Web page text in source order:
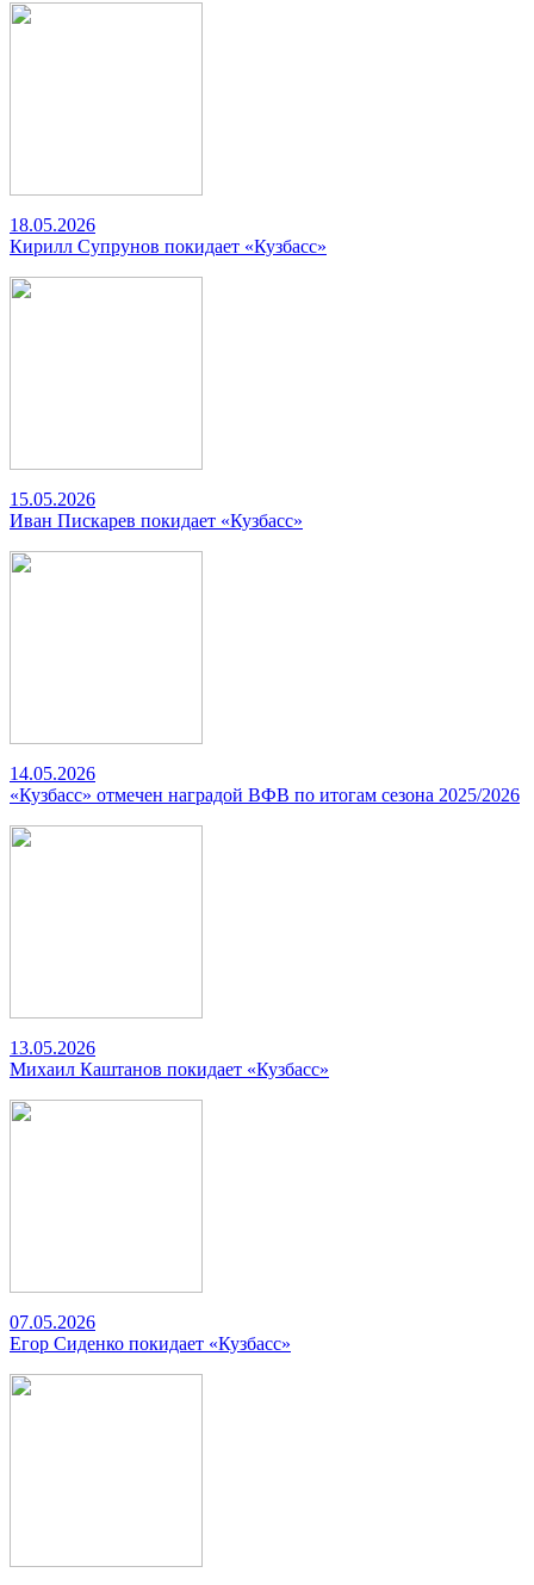
18.05.2026
Кирилл Супрунов покидает «Кузбасс»
15.05.2026
Иван Пискарев покидает «Кузбасс»
14.05.2026
«Кузбасс» отмечен наградой ВФВ по итогам сезона 2025/2026
13.05.2026
Михаил Каштанов покидает «Кузбасс»
07.05.2026
Егор Сиденко покидает «Кузбасс»